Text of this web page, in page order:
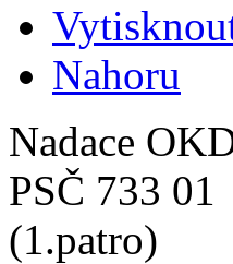
Nahoru
Nadace
PSČ 733 01
(1.patro)